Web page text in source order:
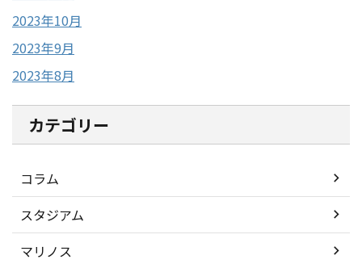
2023年10月
2023年9月
2023年8月
カテゴリー
コラム
スタジアム
マリノス